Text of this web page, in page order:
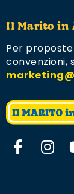
Il Marito in
Per
convenzioni,